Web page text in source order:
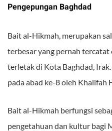
Pengepungan Baghdad
Bait al-Hikmah, merupakan
terbesar yang pernah tercatat
terletak di Kota Baghdad,
pada abad ke-8 oleh Khalifah
Bait al-Hikmah berfungsi
pengetahuan dan kultur bagi